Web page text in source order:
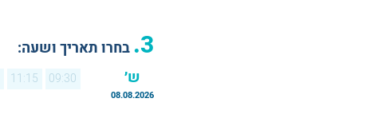
3. בחרו תאריך ושעה:
ש׳
08.08.2026
09:30
11:15